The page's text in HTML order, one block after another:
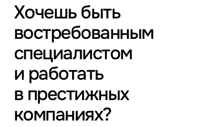
Хочешь быть
востребованным
специалистом
и работать
в престижных
компаниях?